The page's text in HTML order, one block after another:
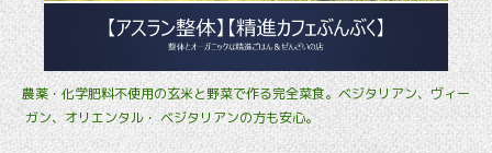
農薬・化学肥料不使用の玄米と野菜で作る完全菜食。ベジタリアン、ヴィー
ガン、オリエンタル・ ベジタリアンの方も安心。